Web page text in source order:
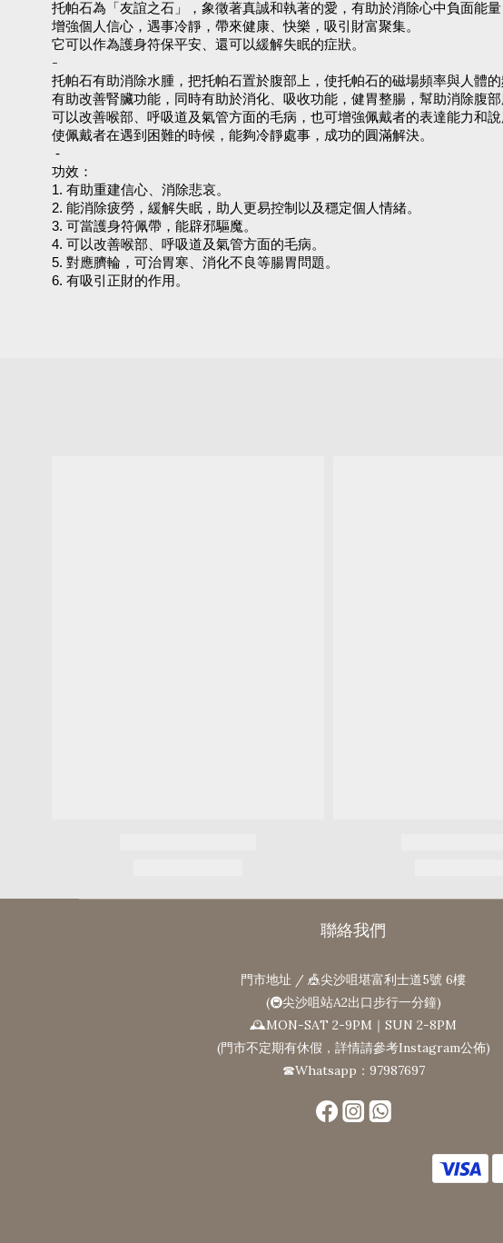
托帕石為「友誼之石」，象徵著真誠和執著的愛，有助於消除心中負面能量
增強個人信心，遇事冷靜，帶來健康、快樂，吸引財富聚集。
它可以作為護身符保平安、還可以緩解失眠的症狀。
-
托帕石有助消除水腫，把托帕石置於腹部上，使托帕石的磁場頻率與人體的
有助改善腎臟功能，同時有助於消化、吸收功能，健胃整腸，幫助消除腹
可以改善喉部、呼吸道及氣管方面的毛病，也可增強佩戴者的表達能力和
使佩戴者在遇到困難的時候，能夠冷靜處事，成功的圓滿解決。
-
功效：
1. 有助重建信心、消除悲哀。
2. 能消除疲勞，緩解失眠，助人更易控制以及穩定個人情緒。
3. 可當護身符佩帶，能辟邪驅魔。
4. 可以改善喉部、呼吸道及氣管方面的毛病。
5. 對應臍輪，可治胃寒、消化不良等腸胃問題。
6. 有吸引正財的作用。
聯絡我們
門市地址 / 🎪尖沙咀堪富利士道5號 6樓
(🚇尖沙咀站A2出口步行一分鐘)
🕰MON-SAT 2-9PM｜SUN 2-8PM
(門市不定期有休假，詳情請參考Instagram公佈)
☎Whatsapp：97987697